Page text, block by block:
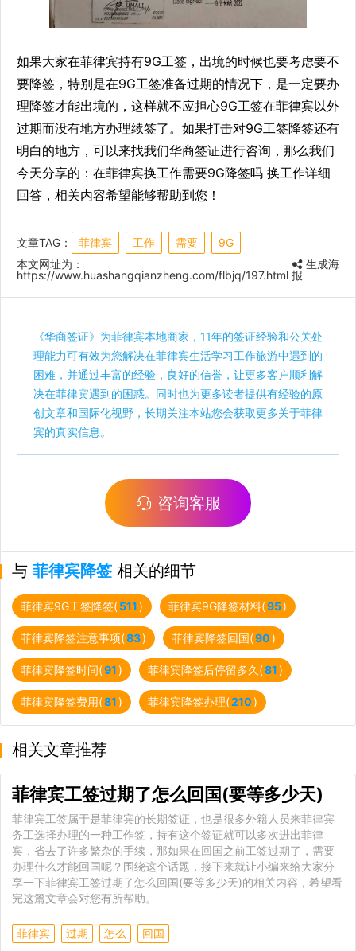
如果大家在菲律宾持有9G工签，出境的时候也要考虑要不
要降签，特别是在9G工签准备过期的情况下，是一定要办
理降签才能出境的，这样就不应担心9G工签在菲律宾以外
过期而没有地方办理续签了。如果打击对9G工签降签还有
明白的地方，可以来找我们华商签证进行咨询，那么我们
今天分享的：在菲律宾换工作需要9G降签吗 换工作详细
回答，相关内容希望能够帮助到您！
文章TAG： 菲律宾 工作 需要
9G
本文网址为：
https://www.huashangqianzheng.com/flbjq/197.html
生成海
报
《华商签证》为菲律宾本地商家，11年的签证经验和公关处
理能力可有效为您解决在菲律宾生活学习工作旅游中遇到的
困难，并通过丰富的经验，良好的信誉，让更多客户顺利解
决在菲律宾遇到的困惑。同时也为更多读者提供有经验的原
创文章和国际化视野，长期关注本站您会获取更多关于菲律
宾的真实信息。
咨询客服
与 菲律宾降签 相关的细节
菲律宾9G工签降签(511) 菲律宾9G降签材料(95)
菲律宾降签注意事项(83) 菲律宾降签回国(90)
菲律宾降签时间(91) 菲律宾降签后停留多久(81)
菲律宾降签费用(81) 菲律宾降签办理(210)
相关文章推荐
菲律宾工签过期了怎么回国(要等多少天)
菲律宾工签属于是菲律宾的长期签证，也是很多外籍人员来菲律宾
务工选择办理的一种工作签，持有这个签证就可以多次进出菲律
宾，省去了许多繁杂的手续，那如果在回国之前工签过期了，需要
办理什么才能回国呢？围绕这个话题，接下来就让小编来给大家分
享一下菲律宾工签过期了怎么回国(要等多少天)的相关内容，希望看
完这篇文章会对您有所帮助。
菲律宾 过期 怎么 回国